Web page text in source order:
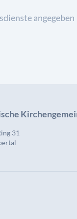
angegeben
31